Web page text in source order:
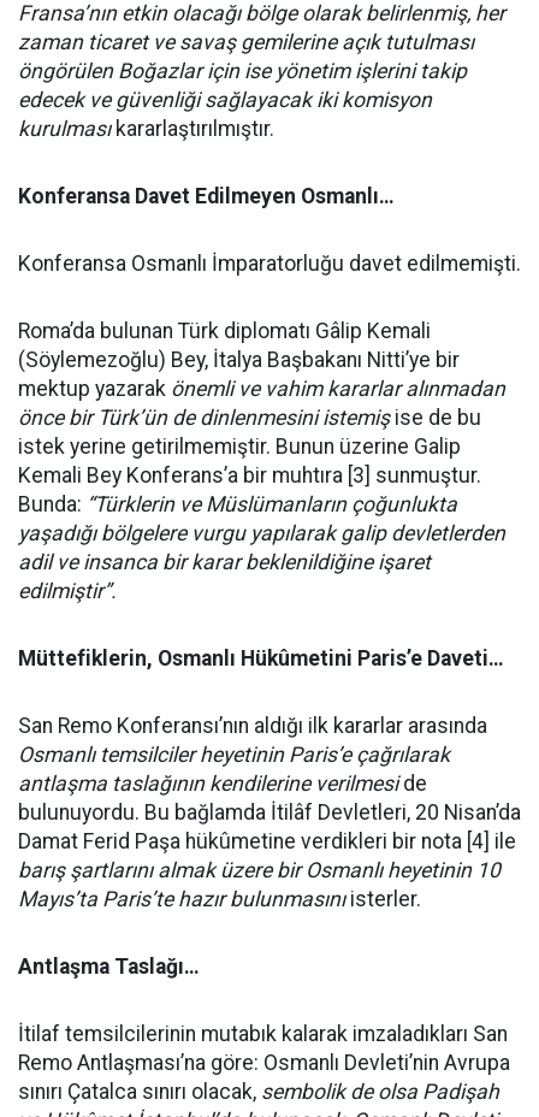
Fransa’nın etkin olacağı bölge olarak belirlenmiş, her
zaman ticaret ve savaş gemilerine açık tutulması
öngörülen Boğazlar için ise yönetim işlerini takip
edecek ve güvenliği sağlayacak iki komisyon
kurulmasıkararlaştırılmıştır.
Konferansa Davet Edilmeyen Osmanlı…
Konferansa Osmanlı İmparatorluğu davet edilmemişti.
Roma’da bulunan Türk diplomatı Gâlip Kemali
(Söylemezoğlu) Bey, İtalya Başbakanı Nitti’ye bir
mektup yazarak önemli ve vahim kararlar alınmadan
önce bir Türk’ün de dinlenmesini istemişise de bu
istek yerine getirilmemiştir. Bunun üzerine Galip
Kemali Bey Konferans’a bir muhtıra [3] sunmuştur.
Bunda: “Türklerin ve Müslümanların çoğunlukta
yaşadığı bölgelere vurgu yapılarak galip devletlerden
adil ve insanca bir karar beklenildiğine işaret
edilmiştir”.
Müttefiklerin, Osmanlı Hükûmetini Paris’e Daveti…
San Remo Konferansı’nın aldığı ilk kararlar arasında
Osmanlı temsilciler heyetinin Paris’e çağrılarak
antlaşma taslağının kendilerine verilmeside
bulunuyordu. Bu bağlamda İtilâf Devletleri, 20 Nisan’da
Damat Ferid Paşa hükûmetine verdikleri bir nota [4] ile
barış şartlarını almak üzere bir Osmanlı heyetinin 10
Mayıs’ta Paris’te hazır bulunmasınıisterler.
Antlaşma Taslağı…
İtilaf temsilcilerinin mutabık kalarak imzaladıkları San
Remo Antlaşması’na göre: Osmanlı Devleti’nin Avrupa
sınırı Çatalca sınırı olacak, sembolik de olsa Padişah